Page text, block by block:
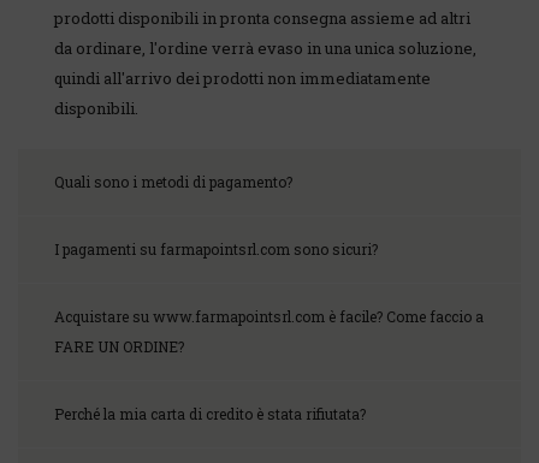
prodotti disponibili in pronta consegna assieme ad altri
da ordinare, l'ordine verrà evaso in una unica soluzione,
quindi all'arrivo dei prodotti non immediatamente
disponibili.
Quali sono i metodi di pagamento?
I pagamenti su farmapointsrl.com sono sicuri?
Acquistare su www.farmapointsrl.com è facile? Come faccio a
FARE UN ORDINE?
Perché la mia carta di credito è stata rifiutata?